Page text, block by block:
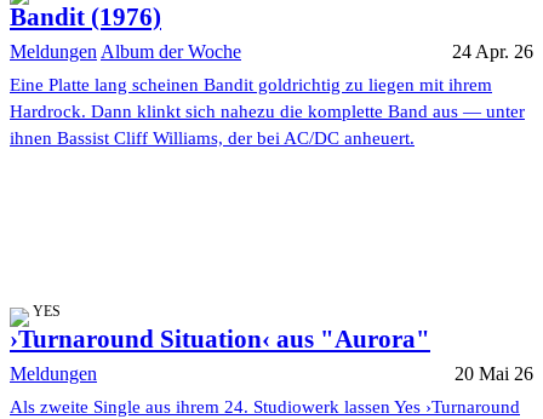
Bandit (1976)
Meldungen Album der Woche 24 Apr. 26
Eine Platte lang scheinen Bandit goldrichtig zu liegen mit ihrem
Hardrock. Dann klinkt sich nahezu die komplette Band aus — unter
ihnen Bassist Cliff Williams, der bei AC/DC anheuert.
YES
›Turnaround Situation‹ aus "Aurora"
Meldungen 20 Mai 26
Als zweite Single aus ihrem 24. Studiowerk lassen Yes ›Turnaround